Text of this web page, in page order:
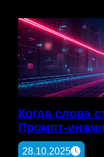
Когда слова
Промпт-
28.10.2025